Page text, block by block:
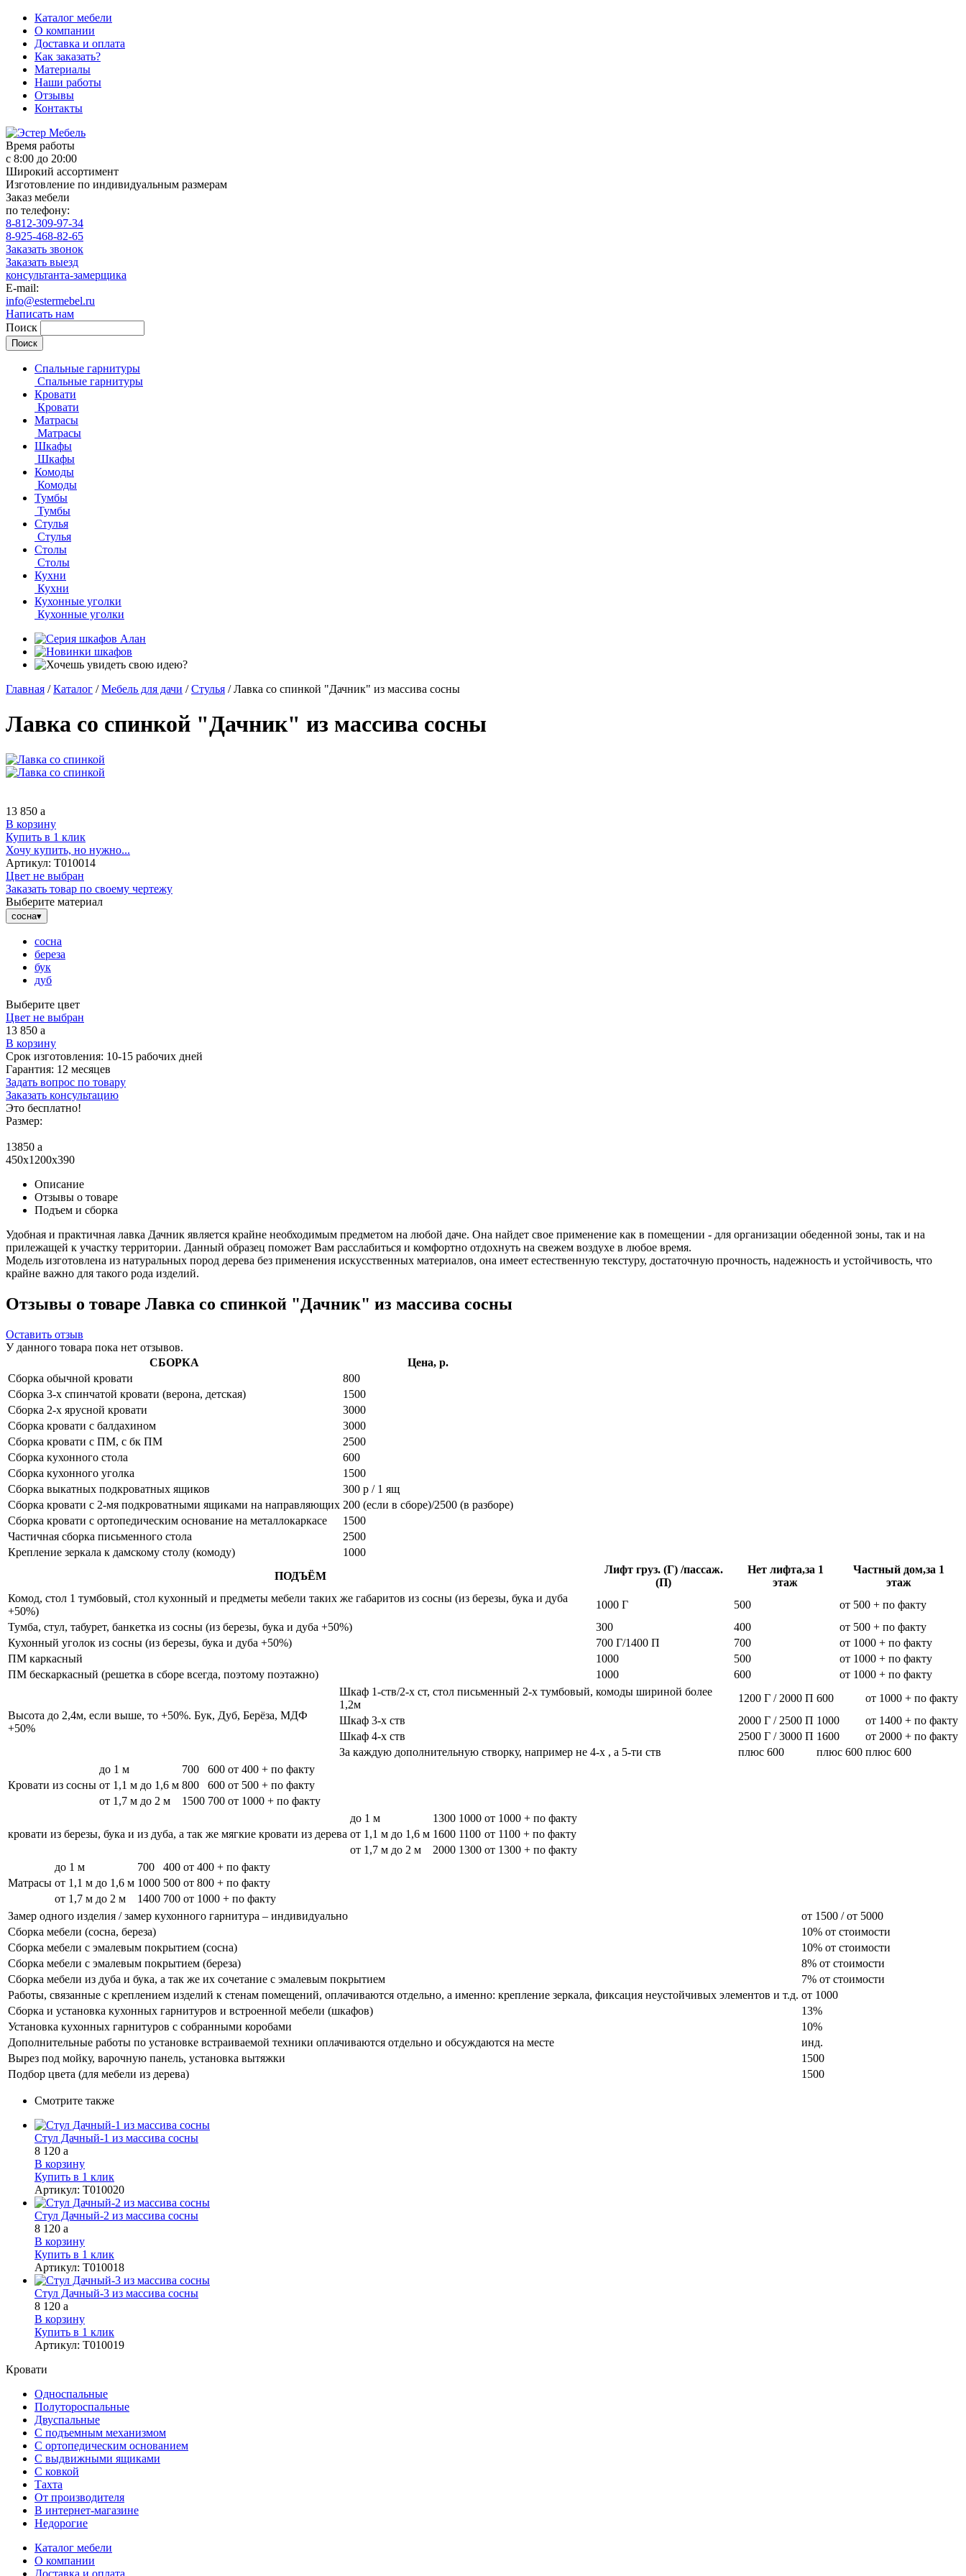
Каталог мебели
О компании
Доставка и оплата
Как заказать?
Материалы
Наши работы
Отзывы
Контакты
Время работы
с 8:00 до 20:00
Широкий ассортимент
Изготовление по индивидуальным размерам
Заказ мебели
по телефону:
8-812-309-97-34
8-925-468-82-65
Заказать звонок
Заказать выезд
консультанта-замерщика
E-mail:
info@estermebel.ru
Написать нам
Поиск
Спальные гарнитуры
Спальные гарнитуры
Кровати
Кровати
Матрасы
Матрасы
Шкафы
Шкафы
Комоды
Комоды
Тумбы
Тумбы
Стулья
Стулья
Столы
Столы
Кухни
Кухни
Кухонные уголки
Кухонные уголки
Главная / Каталог / Мебель для дачи / Стулья / Лавка со спинкой "Дачник" из массива сосны
Лавка со спинкой "Дачник" из массива сосны
13 850 a
В корзину
Купить в 1 клик
Хочу купить, но нужно...
Артикул: Т010014
Цвет не выбран
Заказать товар по своему чертежу
Выберите материал
сосна▾
сосна
береза
бук
дуб
Выберите цвет
Цвет не выбран
13 850 a
В корзину
Срок изготовления: 10-15 рабочих дней
Гарантия: 12 месяцев
Задать вопрос по товару
Заказать консультацию
Это бесплатно!
Размер:
13850 a
450x1200x390
Описание
Отзывы о товаре
Подъем и сборка
Удобная и практичная лавка Дачник является крайне необходимым предметом на любой даче. Она найдет свое применение как в помещении - для организации обеденной зоны, так и на
прилежащей к участку территории. Данный образец поможет Вам расслабиться и комфортно отдохнуть на свежем воздухе в любое время.
Модель изготовлена из натуральных пород дерева без применения искусственных материалов, она имеет естественную текстуру, достаточную прочность, надежность и устойчивость, что
крайне важно для такого рода изделий.
Отзывы о товаре Лавка со спинкой "Дачник" из массива сосны
Оставить отзыв
У данного товара пока нет отзывов.
СБОРКА
Цена, р.
Сборка обычной кровати
800
Сборка 3-х спинчатой кровати (верона, детская)
1500
Сборка 2-х ярусной кровати
3000
Сборка кровати с балдахином
3000
Сборка кровати с ПМ, с бк ПМ
2500
Сборка кухонного стола
600
Сборка кухонного уголка
1500
Сборка выкатных подкроватных ящиков
300 р / 1 ящ
Сборка кровати с 2-мя подкроватными ящиками на направляющих 200 (если в сборе)/2500 (в разборе)
Сборка кровати с ортопедическим основание на металлокаркасе
1500
Частичная сборка письменного стола
2500
Крепление зеркала к дамскому столу (комоду)
1000
ПОДЪЁМ
Лифт груз. (Г) /пассаж.
(П)
Нет лифта,за 1
этаж
Частный дом,за 1
этаж
Комод, стол 1 тумбовый, стол кухонный и предметы мебели таких же габаритов из сосны (из березы, бука и дуба
+50%)
1000 Г 500
от 500 + по факту
Тумба, стул, табурет, банкетка из сосны (из березы, бука и дуба +50%)
300 400
от 500 + по факту
Кухонный уголок из сосны (из березы, бука и дуба +50%)
700 Г/1400 П 700
от 1000 + по факту
ПМ каркасный
1000 500
от 1000 + по факту
ПМ бескаркасный (решетка в сборе всегда, поэтому поэтажно)
1000 600 от 1000 + по факту
Высота до 2,4м, если выше, то +50%. Бук, Дуб, Берёза, МДФ
+50%
Шкаф 1-ств/2-х ст, стол письменный 2-х тумбовый, комоды шириной более
1,2м
1200 Г / 2000 П 600
от 1000 + по факту
Шкаф 3-х ств
2000 Г / 2500 П 1000
от 1400 + по факту
Шкаф 4-х ств
2500 Г / 3000 П 1600
от 2000 + по факту
За каждую дополнительную створку, например не 4-х , а 5-ти ств
плюс 600 плюс 600 плюс 600
Кровати из сосны
до 1 м 700 600 от 400 + по факту
от 1,1 м до 1,6 м 800 600 от 500 + по факту
от 1,7 м до 2 м
1500 700 от 1000 + по факту
кровати из березы, бука и из дуба, а так же мягкие кровати из дерева
до 1 м 1300 1000 от 1000 + по факту
от 1,1 м до 1,6 м 1600 1100 от 1100 + по факту
от 1,7 м до 2 м
2000 1300 от 1300 + по факту
Матрасы
до 1 м 700 400 от 400 + по факту
от 1,1 м до 1,6 м 1000 500 от 800 + по факту
от 1,7 м до 2 м
1400 700 от 1000 + по факту
Замер одного изделия / замер кухонного гарнитура – индивидуально
от 1500 / от 5000
Сборка мебели (сосна, береза)
10% от стоимости
Сборка мебели с эмалевым покрытием (сосна)
10% от стоимости
Сборка мебели с эмалевым покрытием (береза)
8% от стоимости
Сборка мебели из дуба и бука, а так же их сочетание с эмалевым покрытием
7% от стоимости
Работы, связанные с креплением изделий к стенам помещений, оплачиваются отдельно, а именно: крепление зеркала, фиксация неустойчивых элементов и т.д. от 1000
Сборка и установка кухонных гарнитуров и встроенной мебели (шкафов)
13%
Установка кухонных гарнитуров с собранными коробами
10%
Дополнительные работы по установке встраиваемой техники оплачиваются отдельно и обсуждаются на месте
инд.
Вырез под мойку, варочную панель, установка вытяжки
1500
Подбор цвета (для мебели из дерева)
1500
Смотрите также
Стул Дачный-1 из массива сосны
8 120 a
В корзину
Купить в 1 клик
Артикул: Т010020
Стул Дачный-2 из массива сосны
8 120 a
В корзину
Купить в 1 клик
Артикул: Т010018
Стул Дачный-3 из массива сосны
8 120 a
В корзину
Купить в 1 клик
Артикул: Т010019
Кровати
Односпальные
Полутороспальные
Двуспальные
С подъемным механизмом
С ортопедическим основанием
С выдвижными ящиками
С ковкой
Тахта
От производителя
В интернет-магазине
Недорогие
Каталог мебели
О компании
Доставка и оплата